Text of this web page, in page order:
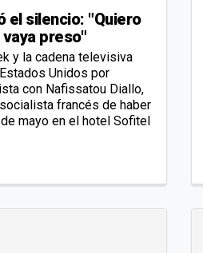
el silencio: "Quiero
preso"
y la cadena televisiva
Unidos por
con Nafissatou Diallo,
francés de haber
mayo en el hotel Sofitel